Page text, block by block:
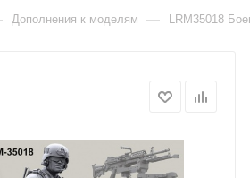
Дополнения к моделям — LRM35018